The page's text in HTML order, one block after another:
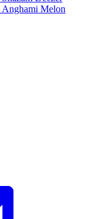
Anghami Melon